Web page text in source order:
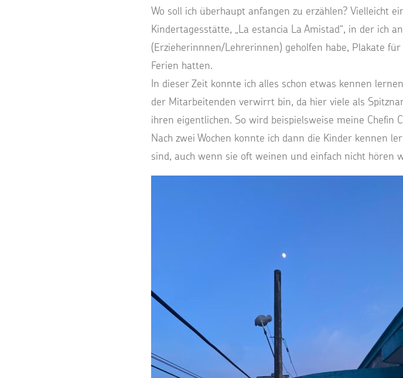
Wo soll ich überhaupt anfangen zu erzählen? Vielleicht
Kindertagesstätte, „La estancia La Amistad“, in der ich
(Erzieherinnnen/Lehrerinnen) geholfen habe, Plakate
Ferien hatten.
In dieser Zeit konnte ich alles schon etwas kennen
der Mitarbeitenden verwirrt bin, da hier viele als
ihren eigentlichen. So wird beispielsweise meine Chefin
Nach zwei Wochen konnte ich dann die Kinder kennen
sind, auch wenn sie oft weinen und einfach nicht hören